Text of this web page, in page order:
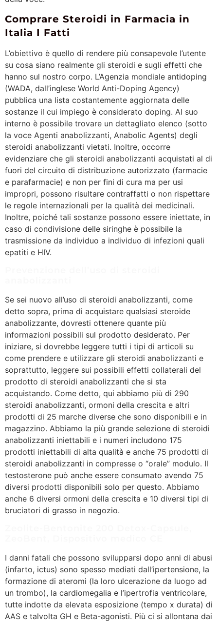
Comprare Steroidi in Farmacia in
Italia I Fatti
L’obiettivo è quello di rendere più consapevole l’utente
su cosa siano realmente gli steroidi e sugli effetti che
hanno sul nostro corpo. L’Agenzia mondiale antidoping
(WADA, dall’inglese World Anti-Doping Agency)
pubblica una lista costantemente aggiornata delle
sostanze il cui impiego è considerato doping. Al suo
interno è possibile trovare un dettagliato elenco (sotto
la voce Agenti anabolizzanti, Anabolic Agents) degli
steroidi anabolizzanti vietati. Inoltre, occorre
evidenziare che gli steroidi anabolizzanti acquistati al di
fuori del circuito di distribuzione autorizzato (farmacie
e parafarmacie) e non per fini di cura ma per usi
impropri, possono risultare contraffatti o non rispettare
le regole internazionali per la qualità dei medicinali.
Inoltre, poiché tali sostanze possono essere iniettate, in
caso di condivisione delle siringhe è possibile la
trasmissione da individuo a individuo di infezioni quali
epatiti e HIV.
Se sei nuovo all’uso di steroidi anabolizzanti, come
detto sopra, prima di acquistare qualsiasi steroide
anabolizzante, dovresti ottenere quante più
informazioni possibili sul prodotto desiderato. Per
iniziare, si dovrebbe leggere tutti i tipi di articoli su
come prendere e utilizzare gli steroidi anabolizzanti e
soprattutto, leggere sui possibili effetti collaterali del
prodotto di steroidi anabolizzanti che si sta
acquistando. Come detto, qui abbiamo più di 290
steroidi anabolizzanti, ormoni della crescita e altri
prodotti di 25 marche diverse che sono disponibili e in
magazzino. Abbiamo la più grande selezione di steroidi
anabolizzanti iniettabili e i numeri includono 175
prodotti iniettabili di alta qualità e anche 75 prodotti di
steroidi anabolizzanti in compresse o “orale” modulo. Il
testosterone può anche essere consumato avendo 75
diversi prodotti disponibili solo per questo. Abbiamo
anche 6 diversi ormoni della crescita e 10 diversi tipi di
bruciatori di grasso in negozio.
I danni fatali che possono svilupparsi dopo anni di abusi
(infarto, ictus) sono spesso mediati dall’ipertensione, la
formazione di ateromi (la loro ulcerazione da luogo ad
un trombo), la cardiomegalia e l’ipertrofia ventricolare,
tutte indotte da elevata esposizione (tempo x durata) di
AAS e talvolta GH e Beta-agonisti. Più ci si allontana dai